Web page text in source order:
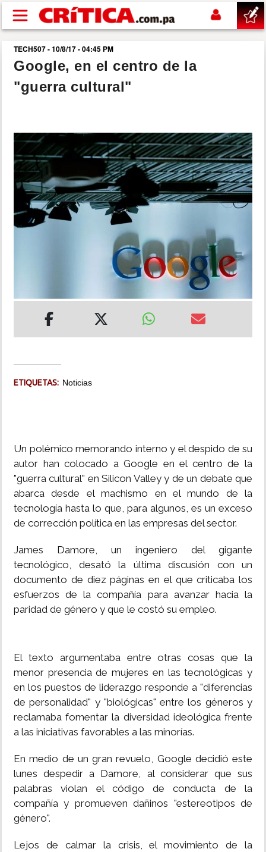
Pasar al contenido principal
buscar
SUCESOS
POLÍTICA
SHOW
DEPORTES
MULTIMEDIA
TECH507 - 10/8/17 - 04:45 PM
Google, en el centro de la
"guerra cultural"
ETIQUETAS: Noticias
Un polémico memorando interno y el despido de su
autor han colocado a Google en el centro de la
"guerra cultural" en Silicon Valley y de un debate que
abarca desde el machismo en el mundo de la
tecnología hasta lo que, para algunos, es un exceso
de corrección política en las empresas del sector.
James Damore, un ingeniero del gigante
tecnológico, desató la última discusión con un
documento de diez páginas en el que criticaba los
esfuerzos de la compañía para avanzar hacia la
paridad de género y que le costó su empleo.
El texto argumentaba entre otras cosas que la
menor presencia de mujeres en las tecnológicas y
en los puestos de liderazgo responde a "diferencias
de personalidad" y "biológicas" entre los géneros y
reclamaba fomentar la diversidad ideológica frente
a las iniciativas favorables a las minorías.
En medio de un gran revuelo, Google decidió este
lunes despedir a Damore, al considerar que sus
palabras violan el código de conducta de la
compañía y promueven dañinos "estereotipos de
género".
Lejos de calmar la crisis, el movimiento de la